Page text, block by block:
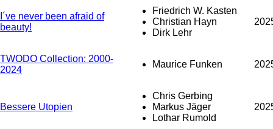
I´ve never been afraid of
beauty!
Friedrich W. Kasten
Christian Hayn
Dirk Lehr
TWODO Collection: 2000-
2024
Maurice Funken
Bessere Utopien
Chris Gerbing
Markus Jäger
Lothar Rumold